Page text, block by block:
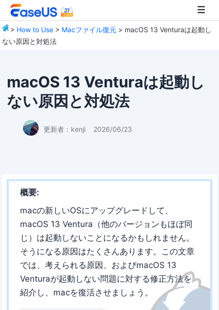
> How to Use > Macファイル復元 > macOS 13 Venturaは起動し
ない原因と対処法
macOS 13 Venturaは起動し
ない原因と対処法
更新者： kenji 2026/06/23
概要:
macの新しいOSにアップグレードして、
macOS 13 Ventura（他のバージョンもほぼ同
じ）は起動しないことになるかもしれません。
そうになる原因はたくさんあります。この文章
では、考えられる原因、およびmacOS 13
Venturaが起動しない問題に対する修正方法を
紹介し、macを復活させましょう。